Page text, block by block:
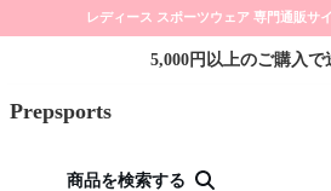
レディース スポーツウェア 専門通販サ
5,000円以上のご購入で
Prepsports
商品を検索する